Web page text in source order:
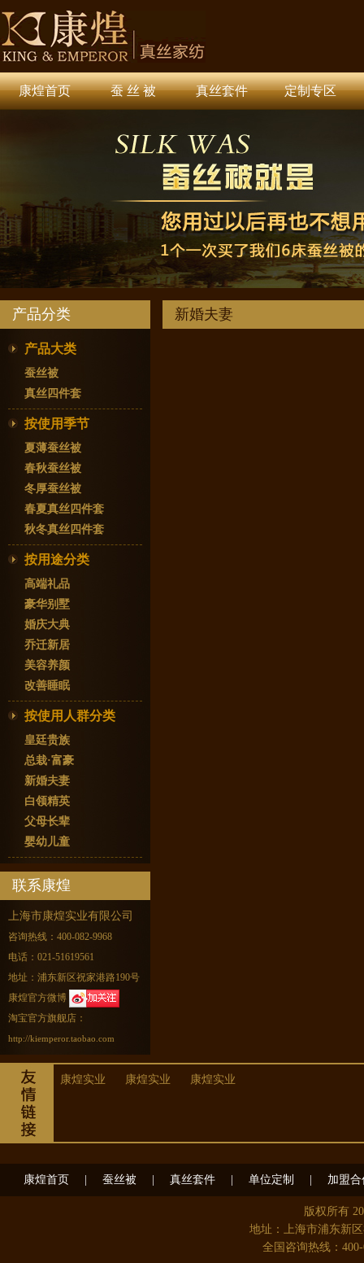
康煌首页 蚕 丝 被 真丝套件 定制专区
产品分类
产品大类
蚕丝被
真丝四件套
按使用季节
夏薄蚕丝被
春秋蚕丝被
冬厚蚕丝被
春夏真丝四件套
秋冬真丝四件套
按用途分类
高端礼品
豪华别墅
婚庆大典
乔迁新居
美容养颜
改善睡眠
按使用人群分类
皇廷贵族
总栽·富豪
新婚夫妻
白领精英
父母长辈
婴幼儿童
联系康煌
上海市康煌实业有限公司
咨询热线：400-082-9968
电话：021-51619561
地址：浦东新区祝家港路190号
康煌官方微博
淘宝官方旗舰店：
http://kiemperor.taobao.com
新婚夫妻
康煌实业 康煌实业 康煌实业
康煌首页 蚕丝被 真丝套件 单位定制 加盟合
版权所有
地址：上海市浦东新
全国咨询热线：